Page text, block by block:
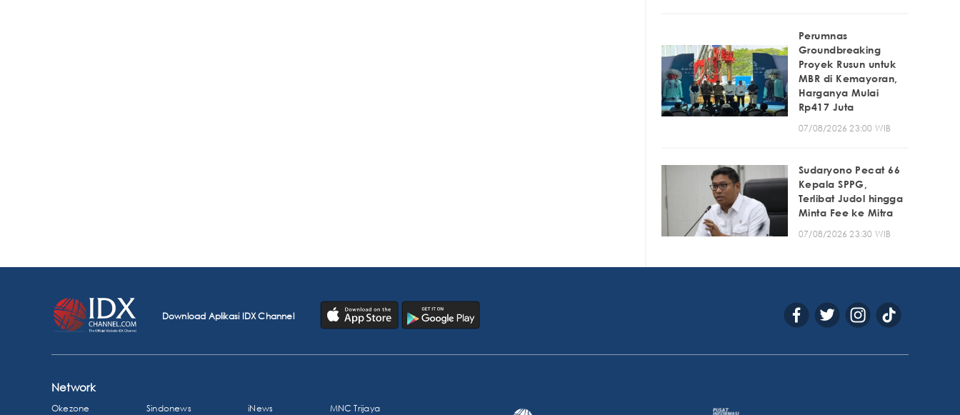
Perumnas
Groundbreaking
Proyek Rusun untuk
MBR di Kemayoran,
Harganya Mulai
Rp417 Juta
07/08/2026 23:00 WIB
Sudaryono Pecat 66
Kepala SPPG,
Terlibat Judol hingga
Minta Fee ke Mitra
07/08/2026 23:30 WIB
Download Aplikasi IDX Channel
Network
Okezone Sindonews iNews MNC Trijaya